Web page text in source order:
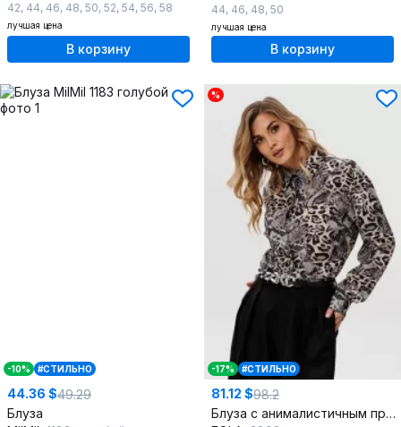
42, 44, 46, 48, 50, 52, 54, 56, 58
лучшая цена
В корзину
44, 46, 48, 50
лучшая цена
В корзину
-10% #СТИЛЬНО
44.36 $49.29
Блуза
%
-17% #СТИЛЬНО
81.12 $98.2
Блуза с анималистичным принтом из шифона